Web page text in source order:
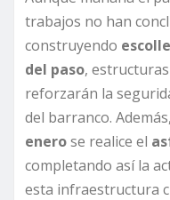
trabajos no han
construyendo
del paso,
reforzarán la
del barranco.
enerose realice el
completando así la
esta infraestructura